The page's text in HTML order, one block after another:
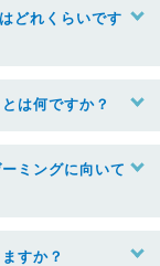
どれくらいです
は何ですか？
ミングに向いて
すか？